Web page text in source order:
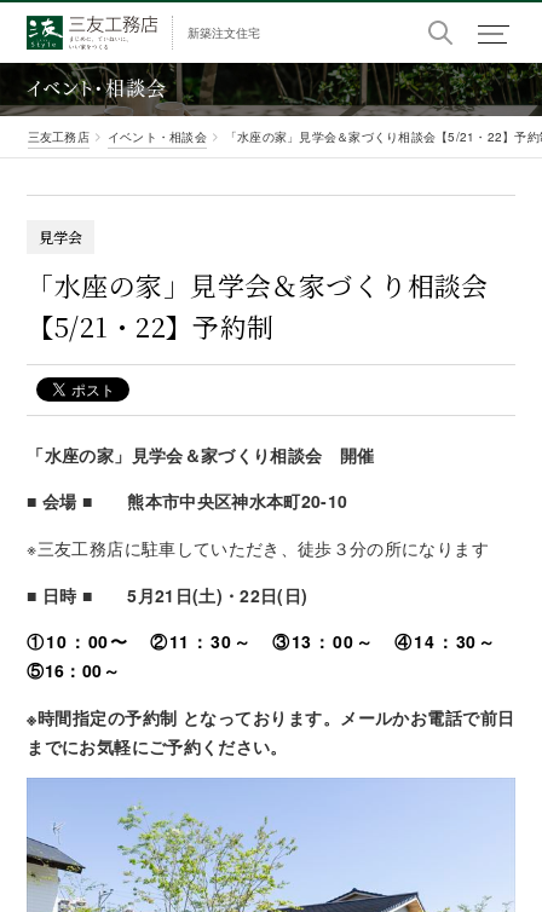
新築注文住宅
イベント・相談会
三友工務店 イベント・相談会 「水座の家」見学会＆家づくり相談会【5/21・22】予約
見学会
「水座の家」 見学会＆家づくり相談会
【5/21 ・ 22】予約制
「水座の家」見学会＆家づくり相談会 開催
■ 会場 ■ 熊本市中央区神水本町20-10
※三友工務店に駐車していただき、徒歩３分の所になります
■ 日時 ■ 5 月21日(土)・22日(日)
①10：00〜 ②11：30～ ③13：00～ ④14：30～
⑤16：00～
※時間指定の予約制 となっております。メールかお電話で前日
までにお気軽にご予約ください。